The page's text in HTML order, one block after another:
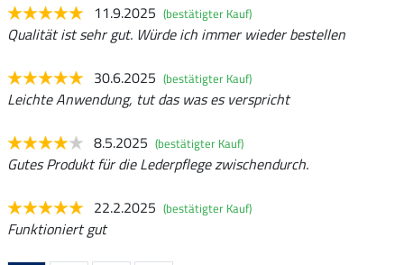
11.9.2025 (bestätigter Kauf)
Qualität ist sehr gut. Würde ich immer wieder bestellen
30.6.2025 (bestätigter Kauf)
Leichte Anwendung, tut das was es verspricht
8.5.2025 (bestätigter Kauf)
Gutes Produkt für die Lederpflege zwischendurch.
22.2.2025 (bestätigter Kauf)
Funktioniert gut